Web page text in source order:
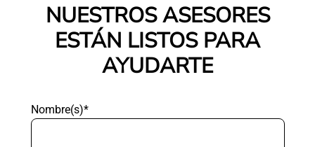
NUESTROS ASESORES
ESTÁN LISTOS PARA
AYUDARTE
Nombre(s)*